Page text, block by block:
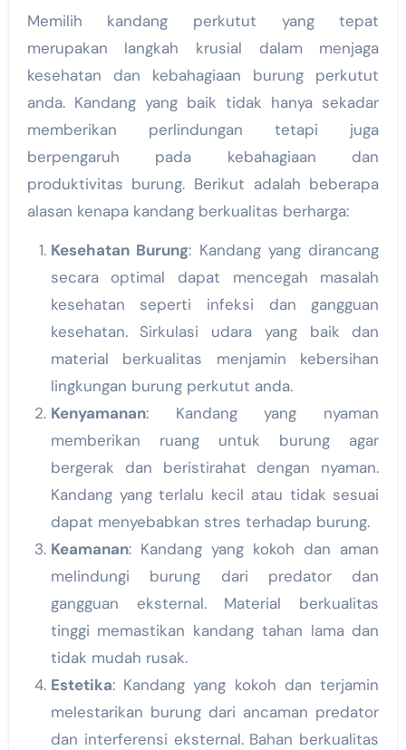
Memilih kandang perkutut yang tepat
merupakan langkah krusial dalam menjaga
kesehatan dan kebahagiaan burung perkutut
anda. Kandang yang baik tidak hanya sekadar
memberikan perlindungan tetapi juga
berpengaruh pada kebahagiaan dan
produktivitas burung. Berikut adalah beberapa
alasan kenapa kandang berkualitas berharga:
Kesehatan Burung: Kandang yang dirancang
secara optimal dapat mencegah masalah
kesehatan seperti infeksi dan gangguan
kesehatan. Sirkulasi udara yang baik dan
material berkualitas menjamin kebersihan
lingkungan burung perkutut anda.
Kenyamanan: Kandang yang nyaman
memberikan ruang untuk burung agar
bergerak dan beristirahat dengan nyaman.
Kandang yang terlalu kecil atau tidak sesuai
dapat menyebabkan stres terhadap burung.
Keamanan: Kandang yang kokoh dan aman
melindungi burung dari predator dan
gangguan eksternal. Material berkualitas
tinggi memastikan kandang tahan lama dan
tidak mudah rusak.
Estetika: Kandang yang kokoh dan terjamin
melestarikan burung dari ancaman predator
dan interferensi eksternal. Bahan berkualitas